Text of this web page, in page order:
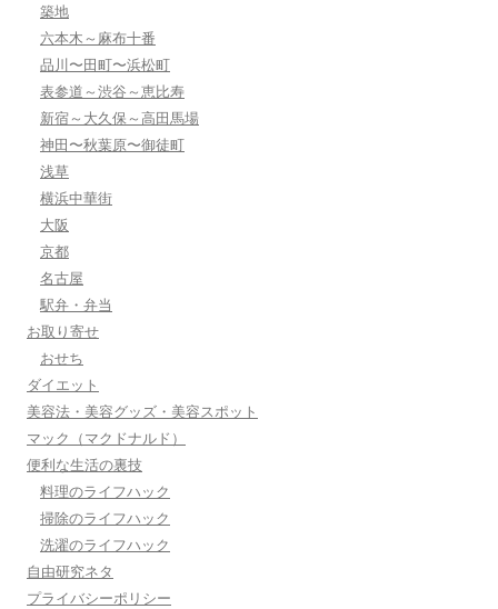
築地
六本木～麻布十番
品川〜田町〜浜松町
表参道～渋谷～恵比寿
新宿～大久保～高田馬場
神田〜秋葉原〜御徒町
浅草
横浜中華街
大阪
京都
名古屋
駅弁・弁当
お取り寄せ
おせち
ダイエット
美容法・美容グッズ・美容スポット
マック（マクドナルド）
便利な生活の裏技
料理のライフハック
掃除のライフハック
洗濯のライフハック
自由研究ネタ
プライバシーポリシー